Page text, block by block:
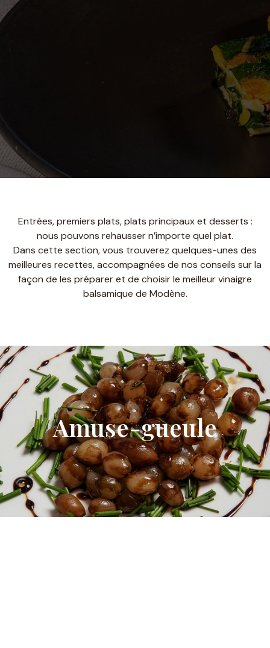
Entrées, premiers plats, plats principaux et desserts :
nous pouvons rehausser n’importe quel plat.
Dans cette section, vous trouverez quelques-unes des
meilleures recettes, accompagnées de nos conseils sur la
façon de les préparer et de choisir le meilleur vinaigre
balsamique de Modène.
Amuse-gueule